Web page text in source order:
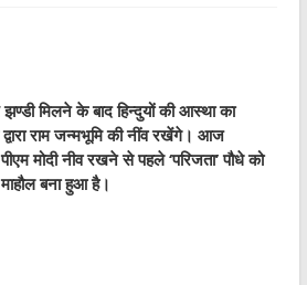
झण्डी मिलने के बाद हिन्दुयों की आस्था का
राम जन्मभूमि की नींव रखेंगे। आज
मोदी नीव रखने से पहले ‘परिजता’ पौधे को
बना हुआ है।